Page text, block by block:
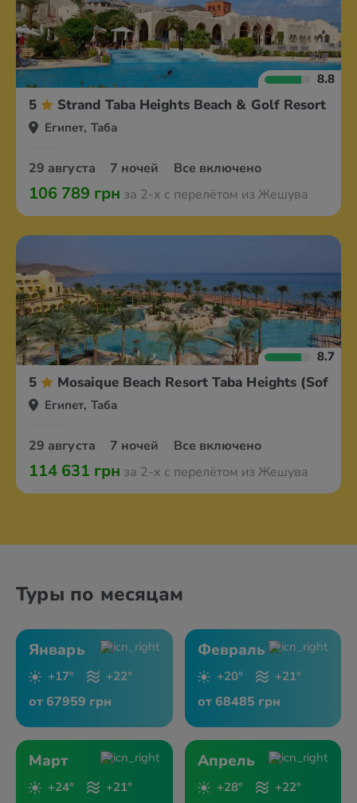
8.8
5 Strand Taba Heights Beach & Golf Resort
Египет, Таба
29 августа 7 ночей Все включено
106 789 грн за 2-х с перелётом из Жешува
8.7
5 Mosaique Beach Resort Taba Heights (Sofitel)
Египет, Таба
29 августа 7 ночей Все включено
114 631 грн за 2-х с перелётом из Жешува
Туры по месяцам
Январь
+17° +22°
от 67959 грн
Февраль
+20° +21°
от 68485 грн
Март
+24° +21°
Апрель
+28° +22°